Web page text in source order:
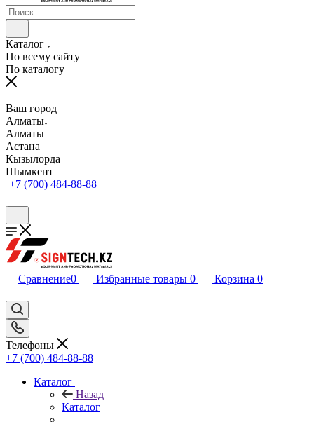
Каталог
По всему сайту
По каталогу
Ваш город
Алматы
Алматы
Астана
Кызылорда
Шымкент
+7 (700) 484-88-88
Сравнение0 Избранные товары 0 Корзина 0
Телефоны
+7 (700) 484-88-88
Каталог
Назад
Каталог